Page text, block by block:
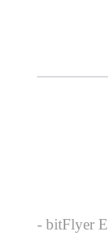
- bitFlyer